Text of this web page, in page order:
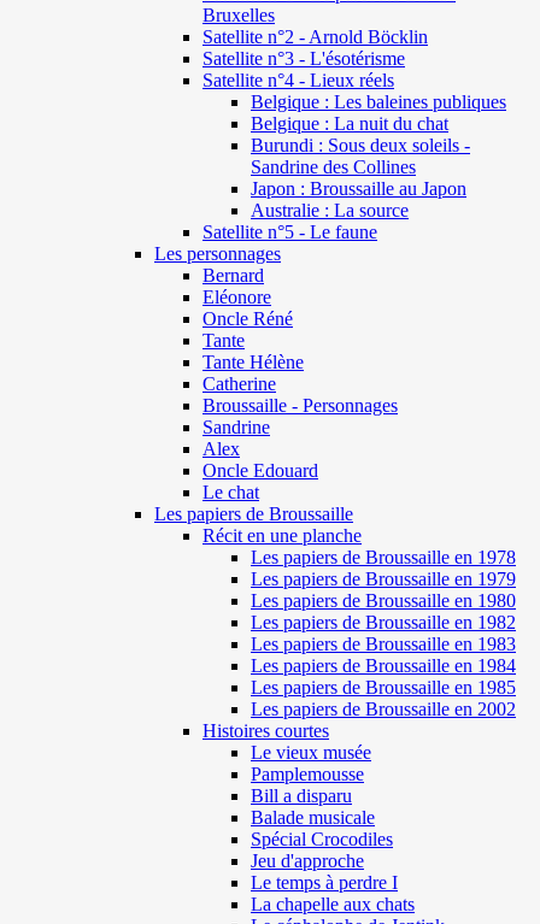
Bruxelles
Satellite n°2 - Arnold Böcklin
Satellite n°3 - L'ésotérisme
Satellite n°4 - Lieux réels
Belgique : Les baleines publiques
Belgique : La nuit du chat
Burundi : Sous deux soleils -
Sandrine des Collines
Japon : Broussaille au Japon
Australie : La source
Satellite n°5 - Le faune
Les personnages
Bernard
Eléonore
Oncle Réné
Tante
Tante Hélène
Catherine
Broussaille - Personnages
Sandrine
Alex
Oncle Edouard
Le chat
Les papiers de Broussaille
Récit en une planche
Les papiers de Broussaille en 1978
Les papiers de Broussaille en 1979
Les papiers de Broussaille en 1980
Les papiers de Broussaille en 1982
Les papiers de Broussaille en 1983
Les papiers de Broussaille en 1984
Les papiers de Broussaille en 1985
Les papiers de Broussaille en 2002
Histoires courtes
Le vieux musée
Pamplemousse
Bill a disparu
Balade musicale
Spécial Crocodiles
Jeu d'approche
Le temps à perdre I
La chapelle aux chats